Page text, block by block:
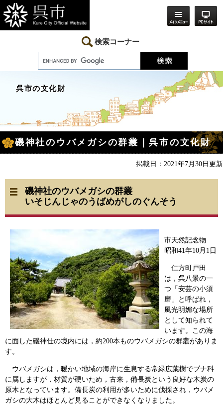
ー
ジ
の
ニ
ュ
ー
検索コーナー
呉市の文化財
文
磯神社のウバメガシの群叢｜呉市の文化財
掲載日：2021年7月30日更新
磯神社のウバメガシの群叢
いそじんじゃのうばめがしのぐんそう
市天然記念物
昭和41年10月1日
仁方町戸田
は，呉八景の一
つ「安芸の小須
磨」と呼ばれ，
風光明媚な場所
として知られて
います。この海
に面した磯神仕の境内には，約200本ものウバメガシの群叢がありま
す。
ウバメガシは，暖かい地域の海岸に生息する常緑広葉樹でブナ科
に属しますが，材質が硬いため，古来，備長炭という良好な木炭の
原木となっています。備長炭の利用が多いために伐採され，ウバメ
ガシの大木はほとんど見ることができなくなりました。